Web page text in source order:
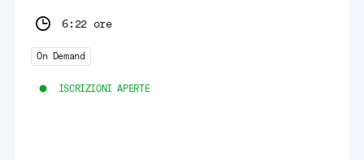
6:22 ore
On Demand
ISCRIZIONI APERTE